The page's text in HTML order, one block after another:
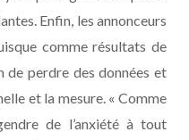
Enfin, les annonceurs
comme résultats de
perdre des données et
et la mesure. « Comme
de l’anxiété à tout